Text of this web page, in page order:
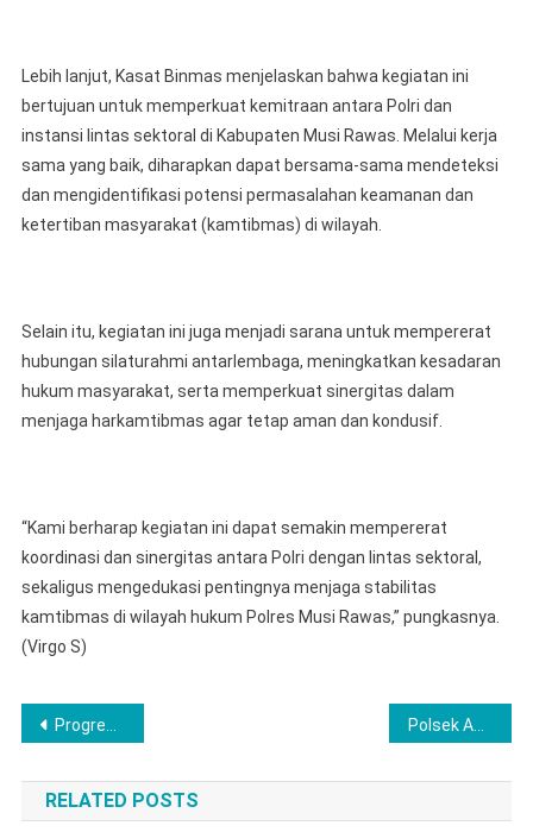
Lebih lanjut, Kasat Binmas menjelaskan bahwa kegiatan ini
bertujuan untuk memperkuat kemitraan antara Polri dan
instansi lintas sektoral di Kabupaten Musi Rawas. Melalui kerja
sama yang baik, diharapkan dapat bersama-sama mendeteksi
dan mengidentifikasi potensi permasalahan keamanan dan
ketertiban masyarakat (kamtibmas) di wilayah.
Selain itu, kegiatan ini juga menjadi sarana untuk mempererat
hubungan silaturahmi antarlembaga, meningkatkan kesadaran
hukum masyarakat, serta memperkuat sinergitas dalam
menjaga harkamtibmas agar tetap aman dan kondusif.
“Kami berharap kegiatan ini dapat semakin mempererat
koordinasi dan sinergitas antara Polri dengan lintas sektoral,
sekaligus mengedukasi pentingnya menjaga stabilitas
kamtibmas di wilayah hukum Polres Musi Rawas,” pungkasnya.
(Virgo S)
Post
navigation
Progres Pembangunan Gedung SPPG Polres Musi Rawas Capai 60%, Diperkirakan Desember Rampung Polsek Aek Natas Bekuk Pengedar Sabu di Desa Sibito, Uang Tunai dan Timbangan Disita
RELATED POSTS